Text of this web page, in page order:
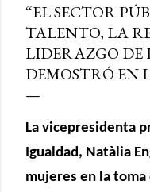
“EL SECTOR
TALENTO, LA
LIDERAZGO DE
DEMOSTRÓ EN
La vicepresidenta
Igualdad, Natàlia
mujeres en la toma